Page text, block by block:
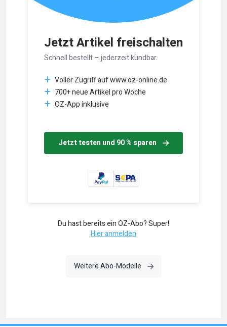
Jetzt Artikel freischalten
Schnell bestellt – jederzeit kündbar.
Voller Zugriff auf www.oz-online.de
700+ neue Artikel pro Woche
OZ-App inklusive
Jetzt testen und 90 % sparen
Du hast bereits ein OZ-Abo? Super!
Hier anmelden
Weitere Abo-Modelle